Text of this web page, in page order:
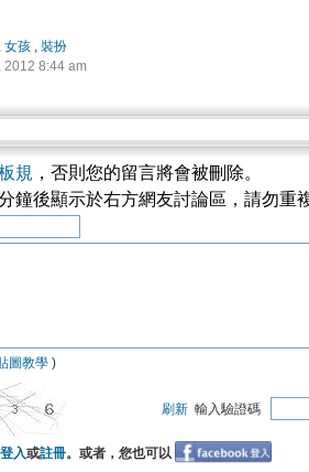
, 女孩 , 裝扮
2012 8:44 am
規 ，否則您的留言將會被刪除。
鐘後顯示於右方網友討論區，請勿重
圖教學 )
刷新 輸入驗證碼
登入或註冊。或者，您也可以